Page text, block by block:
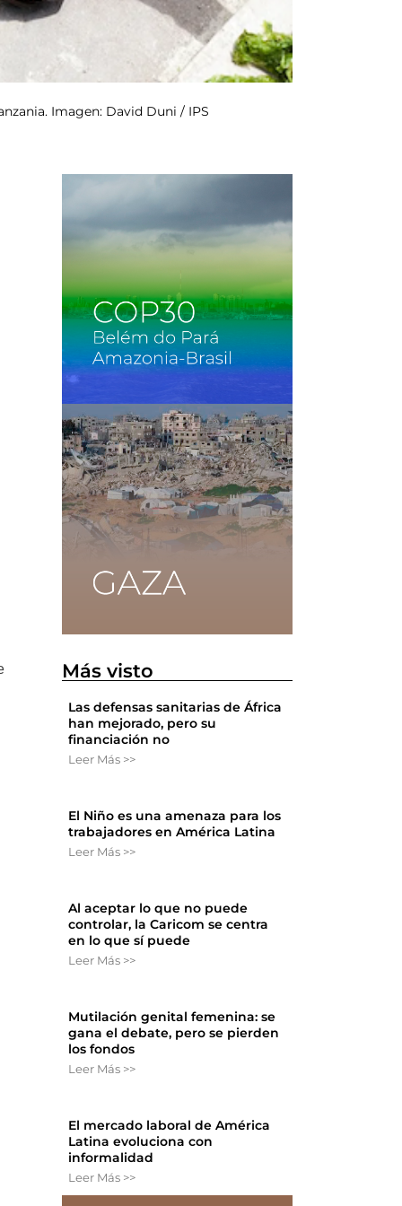
Imagen: David Duni / IPS
Más visto
Las defensas sanitarias de África
han mejorado, pero su
financiación no
Leer Más >>
El Niño es una amenaza para los
trabajadores en América Latina
Leer Más >>
Al aceptar lo que no puede
controlar, la Caricom se centra
en lo que sí puede
Leer Más >>
Mutilación genital femenina: se
gana el debate, pero se pierden
los fondos
Leer Más >>
El mercado laboral de América
Latina evoluciona con
informalidad
Leer Más >>